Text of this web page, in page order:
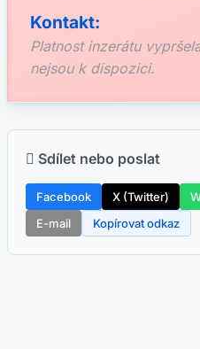
Kontakt:
Platnost inzerátu
nejsou k dispozici.
Sdílet nebo poslat
Facebook X (Twitter)
E-mail
Kopírovat odkaz